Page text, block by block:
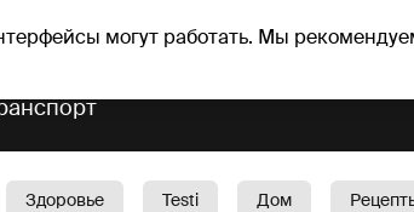
могут работать. Мы
Здоровье Testi Дом